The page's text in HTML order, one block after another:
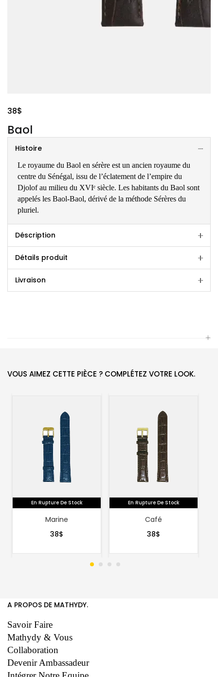
Baol
38$
Histoire
Le royaume du Baol en sérère est un ancien royaume du
centre du Sénégal, issu de l’éclatement de l’empire du
Djolof au milieu du XVIᵉ siècle. Les habitants du Baol sont
appelés les Baol-Baol, dérivé de la méthode Sérères du
pluriel.
Déscription
Détails produit
Livraison
VOUS AIMEZ CETTE PIÈCE ? COMPLÉTEZ VOTRE LOOK.
En Rupture De Stock
Marine
38$
En Rupture De Stock
Café
38$
A PROPOS DE MATHYDY.
Savoir Faire
Mathydy & Vous
Collaboration
Devenir Ambassadeur